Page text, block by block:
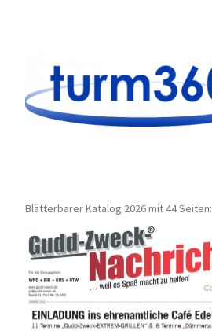
Blätterbarer Katalog 2026 mit 44 Seiten: